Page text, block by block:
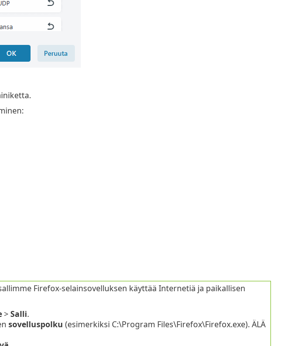
Firefox-selainsovelluksen käyttää Internetiä ja paikallisen
>Salli.
sovelluspolku (esimerkiksi C:\Program Files\Firefox\Firefox.exe). ÄLÄ